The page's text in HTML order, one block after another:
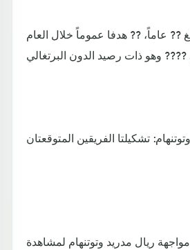
?? عاماً، ?? هدفا عموماً خلال العام
تشكيلتا الفريقين المتوقعتان
ريال مدريد وتوتنهام لمشاهدة